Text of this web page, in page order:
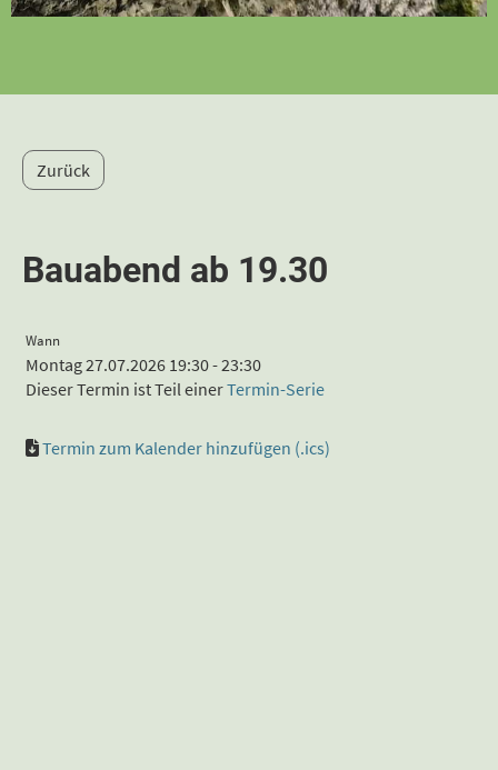
Zurück
Bauabend ab 19.30
Wann
Montag 27.07.2026 19:30 - 23:30
Dieser Termin ist Teil einerTermin-Serie
Termin zum Kalender hinzufügen (.ics)